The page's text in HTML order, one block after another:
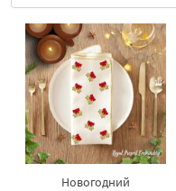
Новогодний